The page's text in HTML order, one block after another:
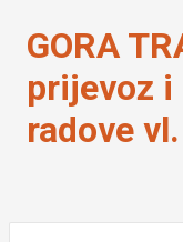
GORA
prijevoz
radove